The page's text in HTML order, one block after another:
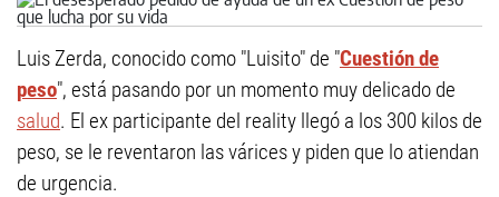
Luis Zerda, conocido como "Luisito" de "Cuestión de
peso", está pasando por un momento muy delicado de
salud. El ex participante del reality llegó a los 300 kilos de
peso, se le reventaron las várices y piden que lo atiendan
de urgencia.